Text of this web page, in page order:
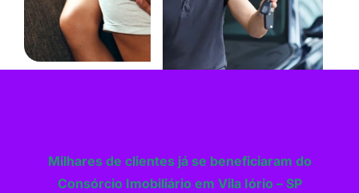
Milhares de clientes já se beneficiaram do
Consórcio Imobiliário em Vila Iório – SP